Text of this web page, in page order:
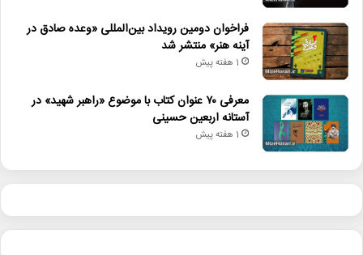
فراخوان دومین رویداد بین‌المللی «وعده صادق در
آینه هنر» منتشر شد
1 هفته پیش
معرفی ۷۰ عنوان کتاب با موضوع «راهبر شهید» در
آستانه اربعین حسینی
1 هفته پیش